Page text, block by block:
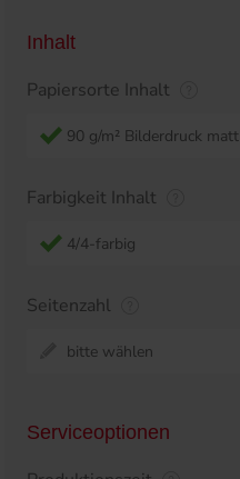
Inhalt
Papiersorte Inhalt
90 g/m² Bilderdruck matt
Farbigkeit Inhalt
4/4-farbig
Seitenzahl
bitte wählen
Serviceoptionen